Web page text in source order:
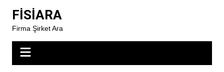
content
FİSİARA
Firma Şirket Ara